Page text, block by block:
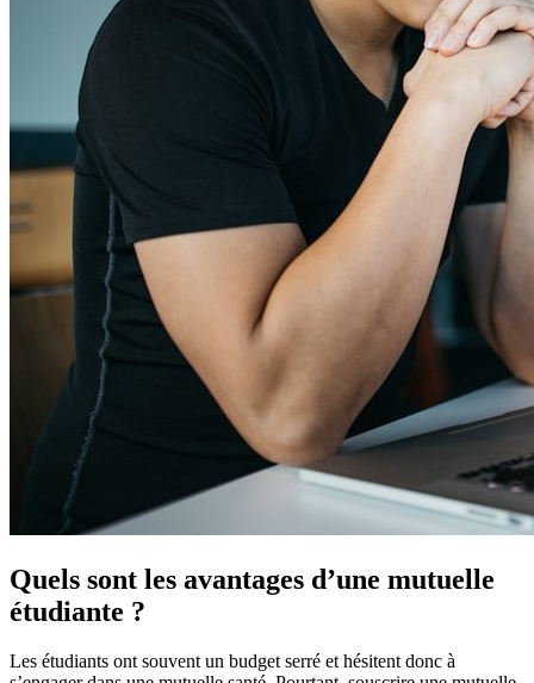
Quels sont les avantages d’une mutuelle
étudiante ?
Les étudiants ont souvent un budget serré et hésitent donc à